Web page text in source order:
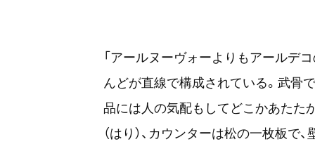
「アールヌーヴォーよりもアールデ
んどが直線で構成されている。武骨
品には人の気配もしてどこかあたた
（はり）、カウンターは松の一枚板